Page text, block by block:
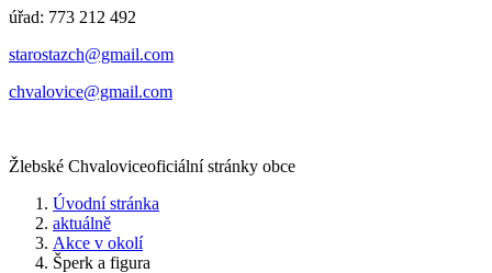
úřad: 773 212 492
​​​​starostazch@gmail.com
​​​​chvalovice@gmail.com
Žlebské Chvaloviceoficiální stránky obce
Úvodní stránka
aktuálně
Akce v okolí
Šperk a figura